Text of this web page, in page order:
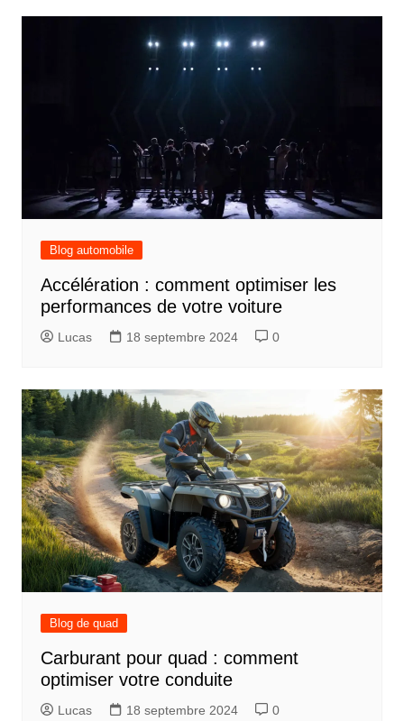
Blog automobile
Accélération : comment optimiser les
performances de votre voiture
Lucas 18 septembre 2024 0
Blog de quad
Carburant pour quad : comment
optimiser votre conduite
Lucas 18 septembre 2024 0